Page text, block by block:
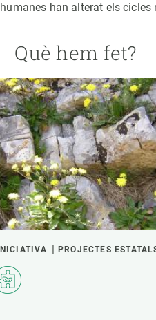
han alterat els
Què hem fet?
PROJECTES